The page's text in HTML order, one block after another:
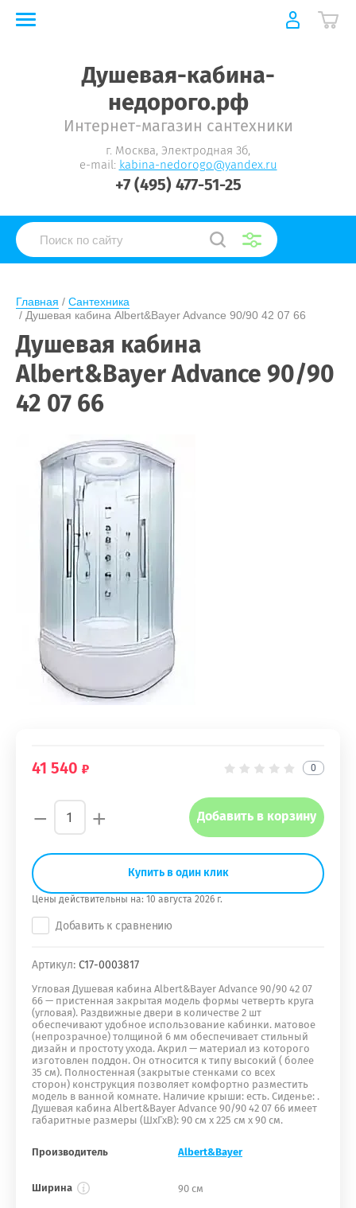
Душевая-кабина-
недорого.рф
Интернет-магазин сантехники
г. Москва, Электродная 3б,
e-mail: kabina-nedorogo@yandex.ru
+7 (495) 477-51-25
Главная / Сантехника
/ Душевая кабина Albert&Bayer Advance 90/90 42 07 66
Душевая кабина
Albert&Bayer Advance 90/90
42 07 66
41 540 0
− + Добавить в корзину
Купить в один клик
Цены действительны на: 10 августа 2026 г.
Добавить к сравнению
Артикул: С17-0003817
Угловая Душевая кабина Albert&Bayer Advance 90/90 42 07
66 — пристенная закрытая модель формы четверть круга
(угловая). Раздвижные двери в количестве 2 шт
обеспечивают удобное использование кабинки. матовое
(непрозрачное) толщиной 6 мм обеспечивает стильный
дизайн и простоту ухода. Акрил — материал из которого
изготовлен поддон. Он относится к типу высокий ( более
35 см). Полностенная (закрытые стенками со всех
сторон) конструкция позволяет комфортно разместить
модель в ванной комнате. Наличие крыши: есть. Сиденье: .
Душевая кабина Albert&Bayer Advance 90/90 42 07 66 имеет
габаритные размеры (ШхГхВ): 90 см х 225 см х 90 см.
Производитель Albert&Bayer
Ширина 90 см